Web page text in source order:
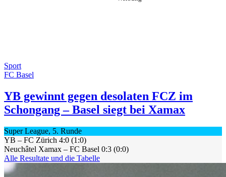
Sport
FC Basel
YB gewinnt gegen desolaten FCZ im
Schongang – Basel siegt bei Xamax
Super League, 5. Runde
YB – FC Zürich 4:0 (1:0)
Neuchâtel Xamax – FC Basel 0:3 (0:0)
Alle Resultate und die Tabelle